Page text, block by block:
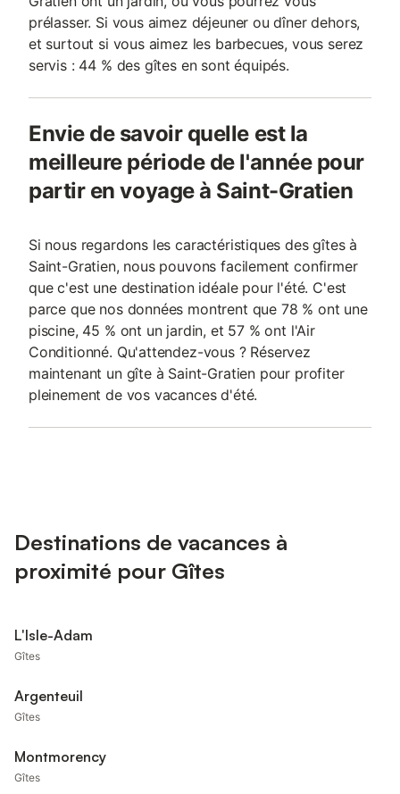
prélasser. Si vous aimez déjeuner ou dîner dehors,
et surtout si vous aimez les barbecues, vous serez
servis : 44 % des gîtes en sont équipés.
Envie de savoir quelle est la
meilleure période de l'année pour
partir en voyage à Saint-Gratien
Si nous regardons les caractéristiques des gîtes à
Saint-Gratien, nous pouvons facilement confirmer
que c'est une destination idéale pour l'été. C'est
parce que nos données montrent que 78 % ont une
piscine, 45 % ont un jardin, et 57 % ont l'Air
Conditionné. Qu'attendez-vous ? Réservez
maintenant un gîte à Saint-Gratien pour profiter
pleinement de vos vacances d'été.
Destinations de vacances à
proximité pour Gîtes
L'Isle-Adam
Gîtes
Argenteuil
Gîtes
Montmorency
Gîtes